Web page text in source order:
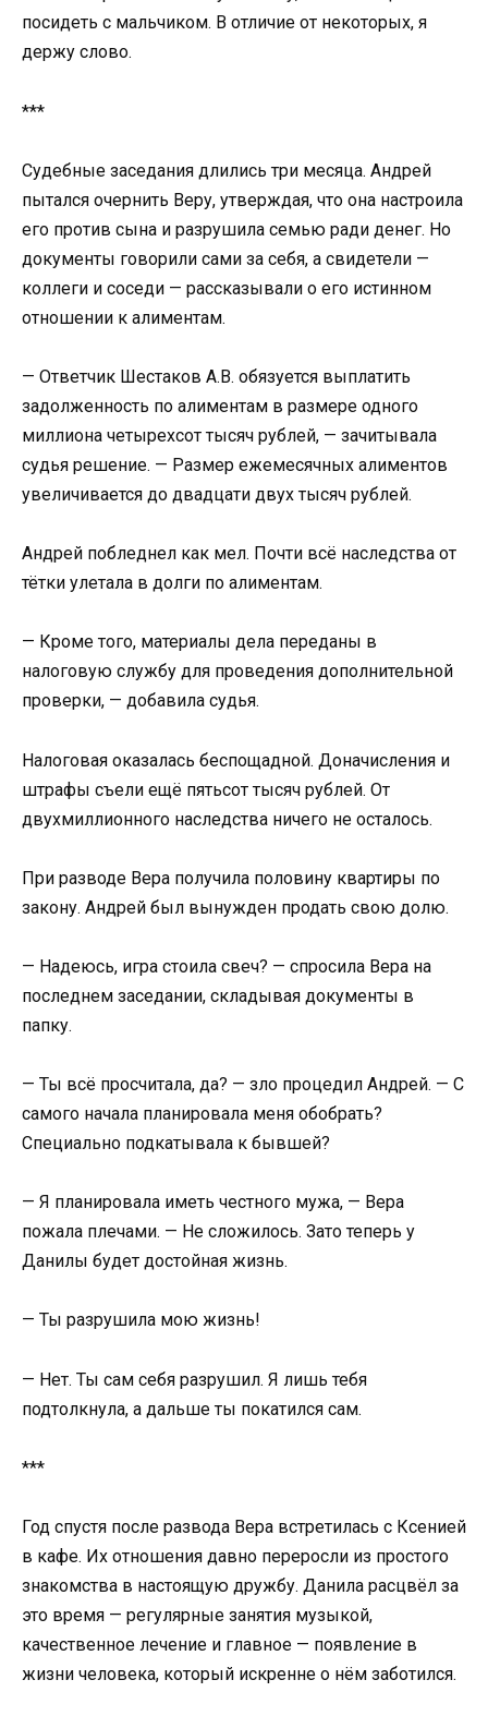
посидеть с мальчиком. В отличие от некоторых, я
держу слово.
***
Судебные заседания длились три месяца. Андрей
пытался очернить Веру, утверждая, что она настроила
его против сына и разрушила семью ради денег. Но
документы говорили сами за себя, а свидетели —
коллеги и соседи — рассказывали о его истинном
отношении к алиментам.
— Ответчик Шестаков А.В. обязуется выплатить
задолженность по алиментам в размере одного
миллиона четырехсот тысяч рублей, — зачитывала
судья решение. — Размер ежемесячных алиментов
увеличивается до двадцати двух тысяч рублей.
Андрей побледнел как мел. Почти всё наследства от
тётки улетала в долги по алиментам.
— Кроме того, материалы дела переданы в
налоговую службу для проведения дополнительной
проверки, — добавила судья.
Налоговая оказалась беспощадной. Доначисления и
штрафы съели ещё пятьсот тысяч рублей. От
двухмиллионного наследства ничего не осталось.
При разводе Вера получила половину квартиры по
закону. Андрей был вынужден продать свою долю.
— Надеюсь, игра стоила свеч? — спросила Вера на
последнем заседании, складывая документы в
папку.
— Ты всё просчитала, да? — зло процедил Андрей. — С
самого начала планировала меня обобрать?
Специально подкатывала к бывшей?
— Я планировала иметь честного мужа, — Вера
пожала плечами. — Не сложилось. Зато теперь у
Данилы будет достойная жизнь.
— Ты разрушила мою жизнь!
— Нет. Ты сам себя разрушил. Я лишь тебя
подтолкнула, а дальше ты покатился сам.
***
Год спустя после развода Вера встретилась с Ксенией
в кафе. Их отношения давно переросли из простого
знакомства в настоящую дружбу. Данила расцвёл за
это время — регулярные занятия музыкой,
качественное лечение и главное — появление в
жизни человека, который искренне о нём заботился.